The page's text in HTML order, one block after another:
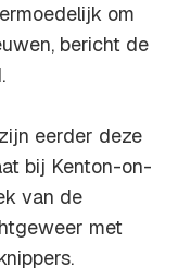
om
bericht de
eerder deze
bij Kenton-on-
van de
met